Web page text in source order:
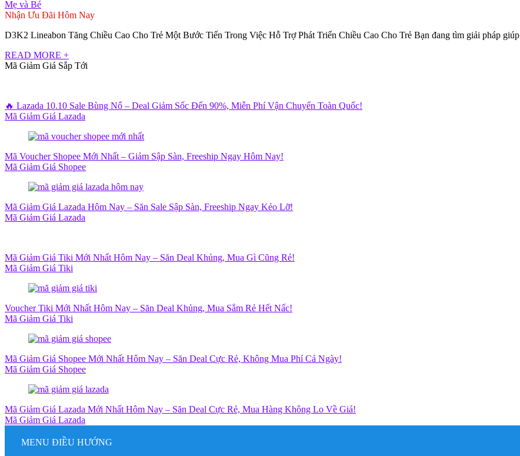
Mẹ và Bé
Nhận Ưu Đãi Hôm Nay
D3K2 Lineabon Tăng Chiều Cao Cho Trẻ Một Bước Tiến Trong Việc Hỗ Trợ Phát Triển Chiều Cao Cho Trẻ Bạn đang tìm giải pháp
READ MORE +
Mã Giảm Giá Sắp Tới
🔥 Lazada 10.10 Sale Bùng Nổ – Deal Giảm Sốc Đến 90%, Miễn Phí Vận Chuyển Toàn Quốc!
Mã Giảm Giá Lazada
Mã Voucher Shopee Mới Nhất – Giảm Sập Sàn, Freeship Ngay Hôm Nay!
Mã Giảm Giá Shopee
Mã Giảm Giá Lazada Hôm Nay – Săn Sale Sập Sàn, Freeship Ngay Kẻo Lỡ!
Mã Giảm Giá Lazada
Mã Giảm Giá Tiki Mới Nhất Hôm Nay – Săn Deal Khủng, Mua Gì Cũng Rẻ!
Mã Giảm Giá Tiki
Voucher Tiki Mới Nhất Hôm Nay – Săn Deal Khủng, Mua Sắm Rẻ Hết Nấc!
Mã Giảm Giá Tiki
Mã Giảm Giá Shopee Mới Nhất Hôm Nay – Săn Deal Cực Rẻ, Không Mua Phí Cả Ngày!
Mã Giảm Giá Shopee
Mã Giảm Giá Lazada Mới Nhất Hôm Nay – Săn Deal Cực Rẻ, Mua Hàng Không Lo Về Giá!
Mã Giảm Giá Lazada
MENU ĐIỀU HƯỚNG